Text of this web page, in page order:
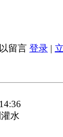
留言 登录 |
水